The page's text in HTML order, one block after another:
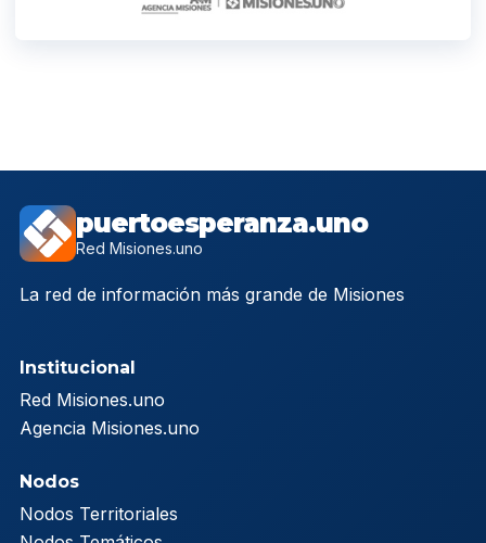
puertoesperanza.uno
Red Misiones.uno
La red de información más grande de Misiones
Institucional
Red Misiones.uno
Agencia Misiones.uno
Nodos
Nodos Territoriales